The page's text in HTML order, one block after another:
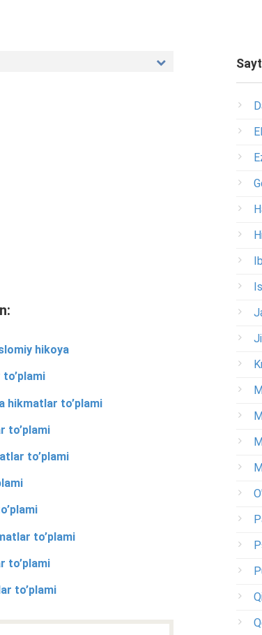
hikoya
hikmatlar to’plami
to’plami
to’plami
to’plami
to’plami
to’plami